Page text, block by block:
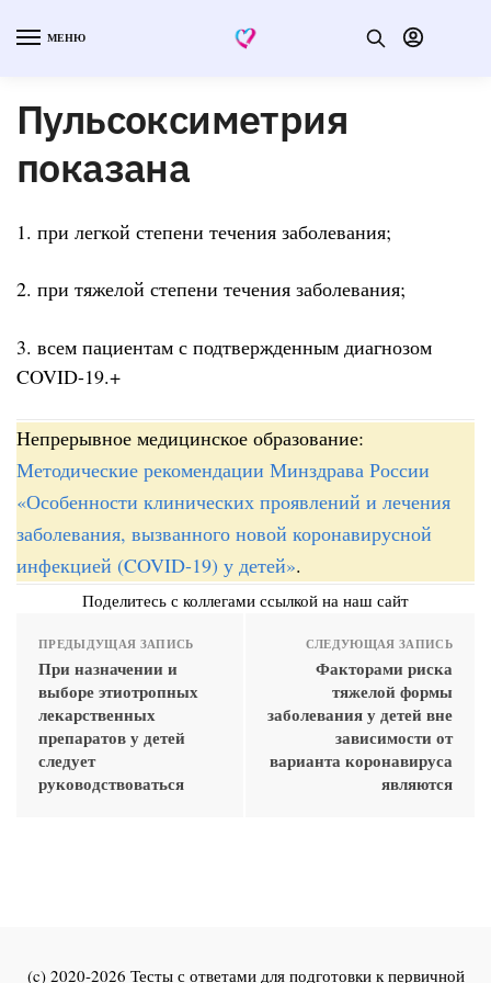
МЕНЮ
Пульсоксиметрия
показана
1. при легкой степени течения заболевания;
2. при тяжелой степени течения заболевания;
3. всем пациентам с подтвержденным диагнозом
COVID-19.+
Непрерывное медицинское образование:
Методические рекомендации Минздрава России
«Особенности клинических проявлений и лечения
заболевания, вызванного новой коронавирусной
инфекцией (COVID-19) у детей».
Поделитесь с коллегами ссылкой на наш сайт
ПРЕДЫДУЩАЯ ЗАПИСЬ
При назначении и
выборе этиотропных
лекарственных
препаратов у детей
следует
руководствоваться
СЛЕДУЮЩАЯ ЗАПИСЬ
Факторами риска
тяжелой формы
заболевания у детей вне
зависимости от
варианта коронавируса
являются
(c) 2020-2026 Тесты с ответами для подготовки к первичной